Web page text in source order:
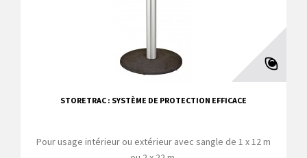
STORETRAC : SYSTÈME DE PROTECTION EFFICACE
Pour usage intérieur ou extérieur avec sangle de 1 x 12 m